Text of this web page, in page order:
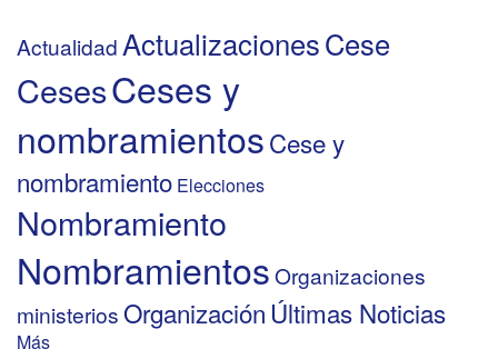
Actualidad ActualizacionesCese
CesesCeses y
nombramientosCese y
nombramiento Elecciones
Nombramiento
NombramientosOrganizaciones
ministeriosOrganizaciónÚltimas Noticias
Más